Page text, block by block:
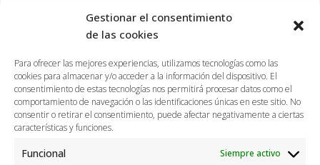
Gestionar el consentimiento
de las cookies
Para ofrecer las mejores experiencias, utilizamos tecnologías como las
cookies para almacenar y/o acceder a la información del dispositivo. El
consentimiento de estas tecnologías nos permitirá procesar datos como el
comportamiento de navegación o las identificaciones únicas en este sitio. No
consentir o retirar el consentimiento, puede afectar negativamente a ciertas
características y funciones.
Funcional Siempre activo
exclusivos. Es posible que exista alguna
ligera imperfección en tejido o color, prueba
completamente artesanal.